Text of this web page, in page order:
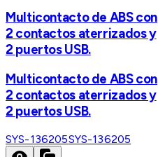
Multicontacto de ABS con
2 contactos aterrizados y
2 puertos USB.
Multicontacto de ABS con
2 contactos aterrizados y
2 puertos USB.
SYS-136205SYS-136205